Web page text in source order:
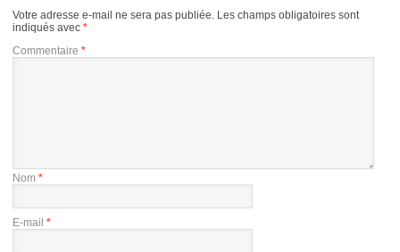
Votre adresse e-mail ne sera pas publiée. Les champs obligatoires sont
indiqués avec *
Commentaire *
Nom *
E-mail *